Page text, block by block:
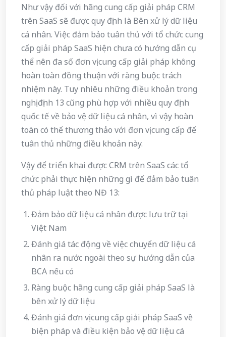
Như vậy đối với hãng cung cấp giải pháp CRM
trên SaaS sẽ được quy định là Bên xử lý dữ liệu
cá nhân. Việc đảm bảo tuân thủ với tổ chức cung
cấp giải pháp SaaS hiện chưa có hướng dẫn cụ
thể nên đa số đơn vị cung cấp giải pháp không
hoàn toàn đồng thuận với ràng buộc trách
nhiệm này. Tuy nhiêu những điều khoản trong
nghị định 13 cũng phù hợp với nhiều quy định
quốc tế về bảo vệ dữ liệu cá nhân, vì vậy hoàn
toàn có thể thương thảo với đơn vị cung cấp để
tuân thủ những điều khoản này.
Vậy để triển khai được CRM trên SaaS các tổ
chức phải thực hiện những gì để đảm bảo tuân
thủ pháp luật theo NĐ 13:
Đảm bảo dữ liệu cá nhân được lưu trữ tại
Việt Nam
Đánh giá tác động về việc chuyển dữ liệu cá
nhân ra nước ngoài theo sự hướng dẫn của
BCA nếu có
Ràng buộc hãng cung cấp giải pháp SaaS là
bên xử lý dữ liệu
Đánh giá đơn vị cung cấp giải pháp SaaS về
biện pháp và điều kiện bảo vệ dữ liệu cá